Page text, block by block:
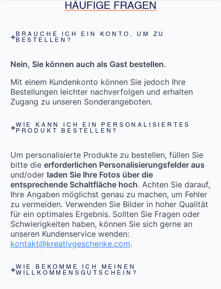
HÄUFIGE FRAGEN
BRAUCHE ICH EIN KONTO, UM ZU
BESTELLEN?
Nein, Sie können auch als Gast bestellen.
Mit einem Kundenkonto können Sie jedoch Ihre
Bestellungen leichter nachverfolgen und erhalten
Zugang zu unseren Sonderangeboten.
WIE KANN ICH EIN PERSONALISIERTES
PRODUKT BESTELLEN?
Um personalisierte Produkte zu bestellen, füllen Sie
bitte die erforderlichen Personalisierungsfelder aus
und/oder laden Sie Ihre Fotos über die
entsprechende Schaltfläche hoch. Achten Sie darauf,
Ihre Angaben möglichst genau zu machen, um Fehler
zu vermeiden. Verwenden Sie Bilder in hoher Qualität
für ein optimales Ergebnis. Sollten Sie Fragen oder
Schwierigkeiten haben, können Sie sich gerne an
unseren Kundenservice wenden:
kontakt@kreativgeschenke.com.
WIE BEKOMME ICH MEINEN
WILLKOMMENSGUTSCHEIN?